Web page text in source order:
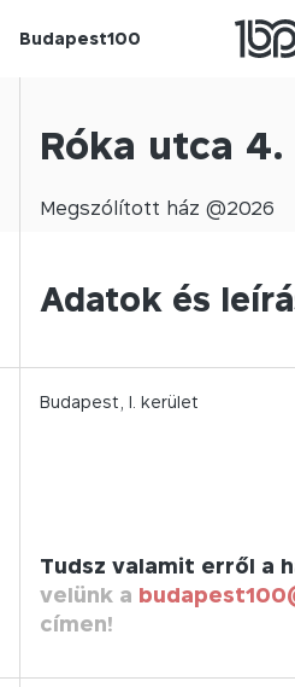
Budapest100
Róka utca 4.
Megszólított ház @2026
Adatok és
Budapest, I. kerület
Tudsz valamit erről a
velünk a
címen!